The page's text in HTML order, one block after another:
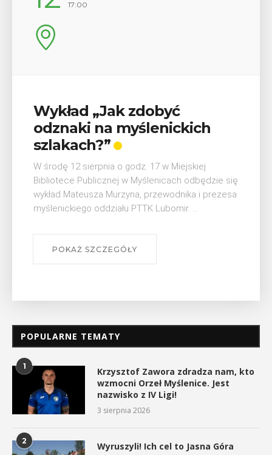
08:00 - 18:00
V Turniej Myślimira.
Mieszczanie i rzemieślnicy
W ostatni weekend wakacji, czyli 29-30 sierpnia w
Myślenicach odbędzie się piąta edycja Turnieju
Myślimira. Wydarzenie organizowane przez
Muzeum Niepodległości w Myślenicach odbędzie
się na ...
POKAŻ SZCZEGÓŁY
POPULARNE TEMATY
1
Krzysztof Zawora zdradza nam, kto
wzmocni Orzeł Myślenice. Jest
nazwisko z IV Ligi!
3 sierpnia 2026
2 Wyruszyli! Ich cel to Jasna Góra